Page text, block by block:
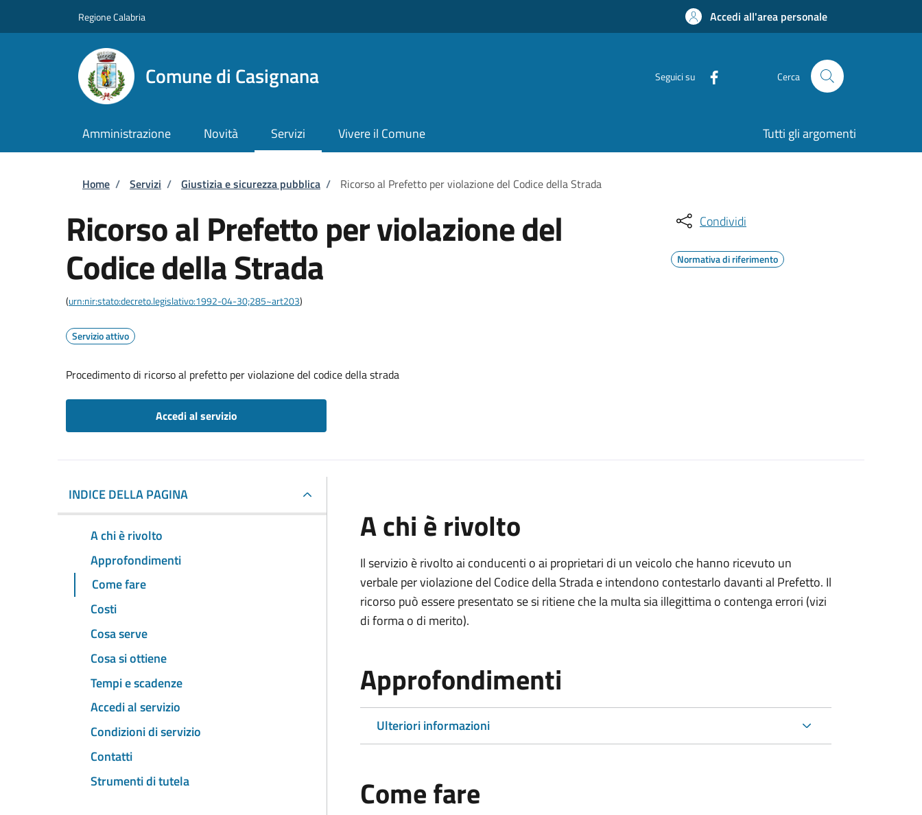
Regione Calabria Accedi all'area personale
Comune di Casignana Seguici su Cerca
Amministrazione Novità Servizi Vivere il Comune Tutti gli argomenti
Briciole di pane
Home / Servizi / Giustizia e sicurezza pubblica / Ricorso al Prefetto per violazione del Codice della Strada
Ricorso al Prefetto per violazione del
Codice della Strada
(urn:nir:stato:decreto.legislativo:1992-04-30;285~art203)
Servizio attivo
Procedimento di ricorso al prefetto per violazione del codice della strada
Accedi al servizio
Condividi
Normativa di riferimento
INDICE DELLA PAGINA
A chi è rivolto
Approfondimenti
Come fare
Costi
Cosa serve
Cosa si ottiene
Tempi e scadenze
Accedi al servizio
Condizioni di servizio
Contatti
Strumenti di tutela
A chi è rivolto
Il servizio è rivolto ai conducenti o ai proprietari di un veicolo che hanno ricevuto un
verbale per violazione del Codice della Strada e intendono contestarlo davanti al Prefetto. Il
ricorso può essere presentato se si ritiene che la multa sia illegittima o contenga errori (vizi
di forma o di merito).
Approfondimenti
Ulteriori informazioni
Come fare